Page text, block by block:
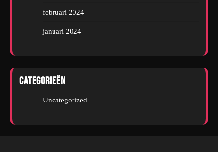
februari 2024
januari 2024
Categorieën
Uncategorized